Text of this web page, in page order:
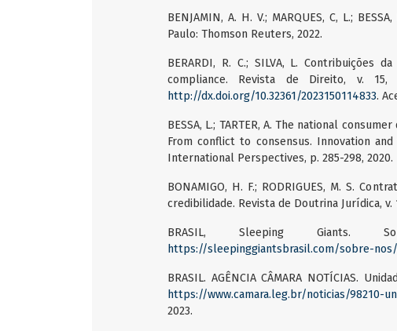
BENJAMIN, A. H. V.; MARQUES, C, L.;
Paulo: Thomson Reuters, 2022.
BERARDI, R. C.; SILVA, L. Contribuições
compliance. Revista de Direito, v.
http://dx.doi.org/10.32361/2023150114833.
BESSA, L.; TARTER, A. The national
From conflict to consensus. Innovation
International Perspectives, p. 285-298, 2020.
BONAMIGO, H. F.; RODRIGUES, M. S.
credibilidade. Revista de Doutrina Jurídica, v.
BRASIL, Sleeping Giants.
https://sleepinggiantsbrasil.com/sobre-nos/
BRASIL. AGÊNCIA CÂMARA NOTÍCIAS.
https://www.camara.leg.br/noticias/98210-
2023.